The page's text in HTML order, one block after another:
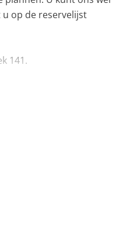
op de reservelijst
141.
met
veel privacy.
de gewilde zuidwest
Het is hier fijn
liggen allemaal op
aan zowel voor-